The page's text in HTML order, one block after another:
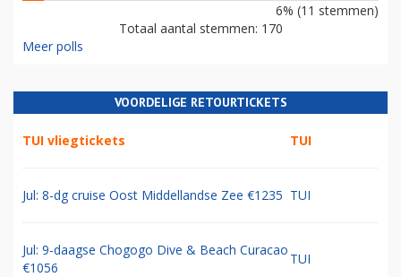
6% (11 stemmen)
Totaal aantal stemmen: 170
Meer polls
VOORDELIGE RETOURTICKETS
TUI vliegtickets TUI
Jul: 8-dg cruise Oost Middellandse Zee €1235 TUI
Jul: 9-daagse Chogogo Dive & Beach Curacao
€1056
TUI